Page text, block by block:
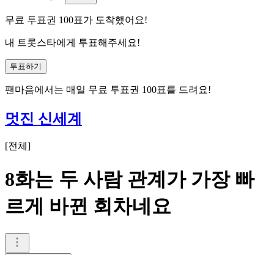
무료 투표권 100표가 도착했어요!
내 트롯스타에게 투표해주세요!
투표하기
팬마음에서는 매일 무료 투표권 100표를 드려요!
멋진 신세계
[전체 ]
8화는 두 사람 관계가 가장 빠
르게 바뀐 회차네요